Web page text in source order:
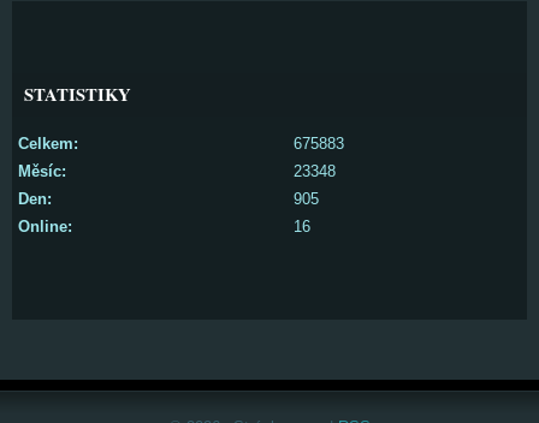
STATISTIKY
Online: 16
Celkem:
675883
Měsíc:
23348
Den:
905